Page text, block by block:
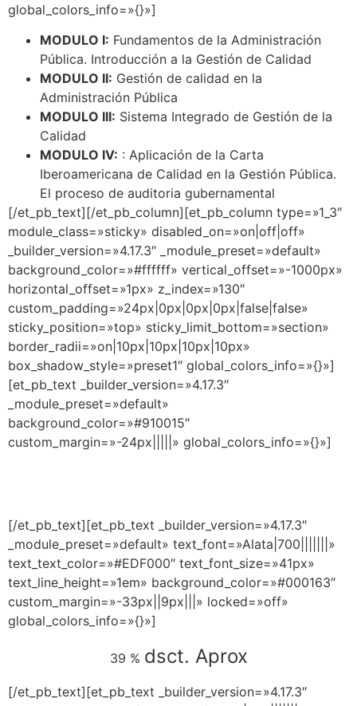
global_colors_info=»{}»]
MODULO I: Fundamentos de la Administración
Pública. Introducción a la Gestión de Calidad
MODULO II: Gestión de calidad en la
Administración Pública
MODULO III: Sistema Integrado de Gestión de la
Calidad
MODULO IV: : Aplicación de la Carta
Iberoamericana de Calidad en la Gestión Pública.
El proceso de auditoria gubernamental
[/et_pb_text][/et_pb_column][et_pb_column type=»1_3″
module_class=»sticky» disabled_on=»on|off|off»
_builder_version=»4.17.3″ _module_preset=»default»
background_color=»#ffffff» vertical_offset=»-1000px»
horizontal_offset=»1px» z_index=»130″
custom_padding=»24px|0px|0px|0px|false|false»
sticky_position=»top» sticky_limit_bottom=»section»
border_radii=»on|10px|10px|10px|10px»
box_shadow_style=»preset1″ global_colors_info=»{}»]
[et_pb_text _builder_version=»4.17.3″
_module_preset=»default»
background_color=»#910015″
custom_margin=»-24px|||||» global_colors_info=»{}»]
[/et_pb_text][et_pb_text _builder_version=»4.17.3″
_module_preset=»default» text_font=»Alata|700|||||||»
text_text_color=»#EDF000″ text_font_size=»41px»
text_line_height=»1em» background_color=»#000163″
custom_margin=»-33px||9px|||» locked=»off»
global_colors_info=»{}»]
39 % dsct. Aprox
[/et_pb_text][et_pb_text _builder_version=»4.17.3″